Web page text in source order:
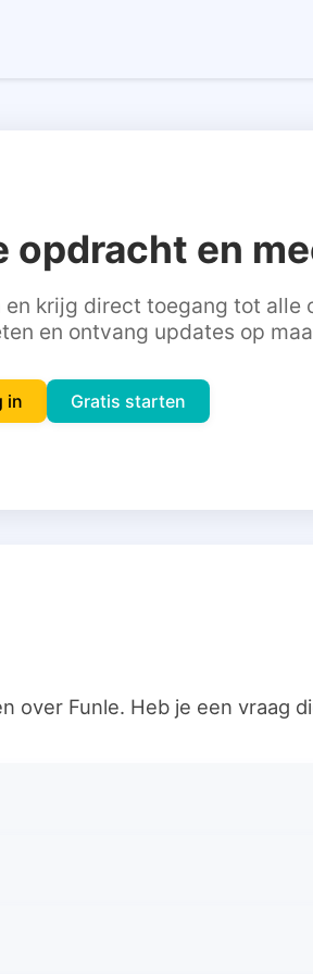
opdracht en
krijg direct toegang tot alle
en ontvang updates op
in Gratis starten
Funle. Heb je een vraag